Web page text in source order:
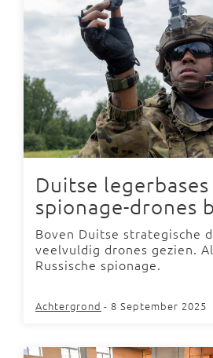
Duitse
spionage-drones
Boven Duitse strategische
veelvuldig drones gezien.
Russische spionage.
Achtergrond - 8 September 2025